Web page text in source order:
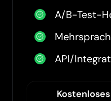
A/B-Test-
API/